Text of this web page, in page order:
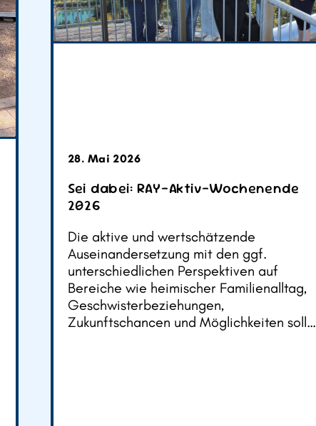
28. Mai 2026
Sei dabei: RAY-Aktiv-Wochenende
2026
Die aktive und wertschätzende
Auseinandersetzung mit den ggf.
unterschiedlichen Perspektiven auf
Bereiche wie heimischer Familienalltag,
Geschwisterbeziehungen,
Zukunftschancen und Möglichkeiten soll…